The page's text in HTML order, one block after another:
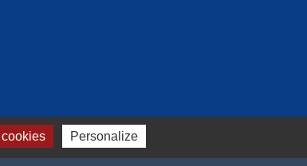
Personalize